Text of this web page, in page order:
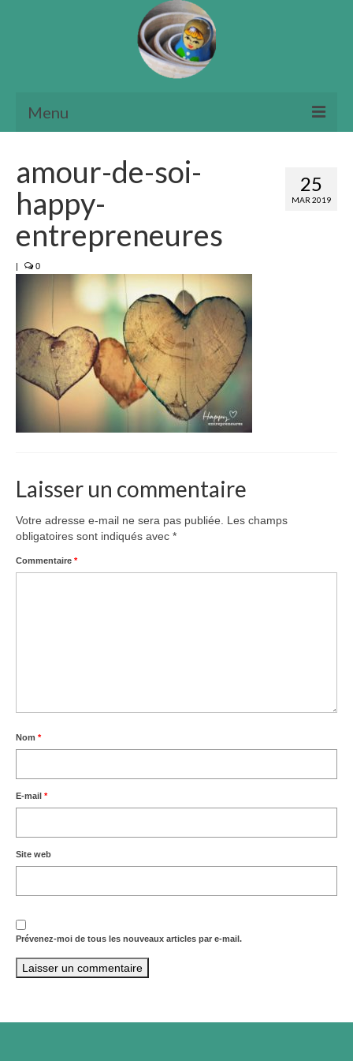
Menu
Qui suis-je?
ICV
Témoignages
Tarifs
25
MAR 2019
amour-de-soi-
happy-
entrepreneures
| 0
Laisser un commentaire
Votre adresse e-mail ne sera pas publiée.
Les champs
obligatoires sont indiqués avec *
Commentaire *
Nom *
E-mail *
Site web
Prévenez-moi de tous les nouveaux articles par e-mail.